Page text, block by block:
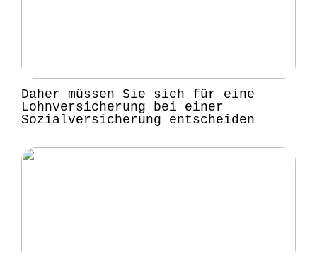
Daher müssen Sie sich für eine
Lohnversicherung bei einer
Sozialversicherung entscheiden